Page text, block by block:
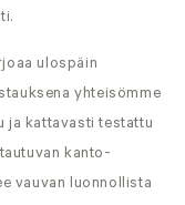
ulospäin
yhteisömme
ja kattavasti testattu
kanto-
vauvan luonnollista